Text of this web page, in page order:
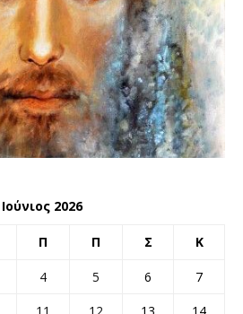
Ιούνιος 2026
Π Π Σ Κ
4 5 6
7
11 12 13
14